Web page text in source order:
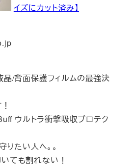
イズにカット済み】
/背面保護フィルムの最強決
ウルトラ衝撃吸収プロテク
たい人へ。。
ても割れない！